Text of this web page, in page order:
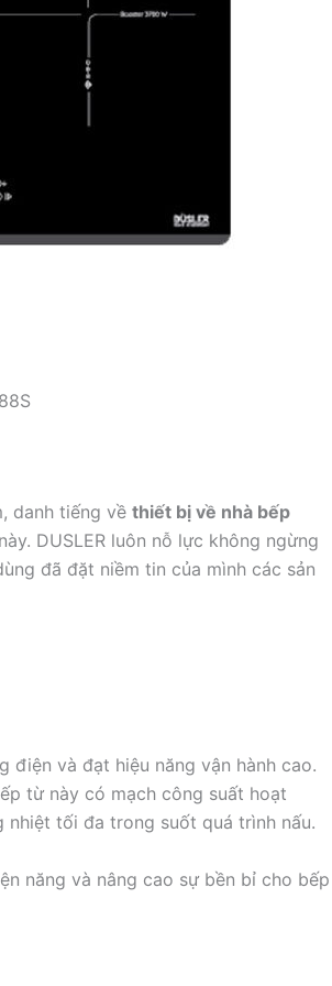
danh tiếng về thiết bị về nhà bếp
DUSLER luôn nỗ lực không ngừng
đã đặt niềm tin của mình các sản
và đạt hiệu năng vận hành cao.
từ này có mạch công suất hoạt
nhiệt tối đa trong suốt quá trình nấu.
năng và nâng cao sự bền bỉ cho bếp